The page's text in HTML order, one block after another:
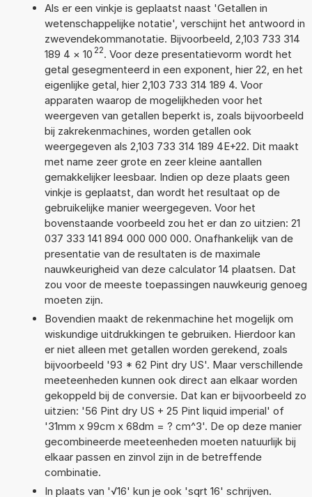
Als er een vinkje is geplaatst naast 'Getallen in
wetenschappelijke notatie', verschijnt het antwoord in
zwevendekommanotatie. Bijvoorbeeld, 2,103 733 314
189 4 × 10 22. Voor deze presentatievorm wordt het
getal gesegmenteerd in een exponent, hier 22, en het
eigenlijke getal, hier 2,103 733 314 189 4. Voor
apparaten waarop de mogelijkheden voor het
weergeven van getallen beperkt is, zoals bijvoorbeeld
bij zakrekenmachines, worden getallen ook
weergegeven als 2,103 733 314 189 4E+22. Dit maakt
met name zeer grote en zeer kleine aantallen
gemakkelijker leesbaar. Indien op deze plaats geen
vinkje is geplaatst, dan wordt het resultaat op de
gebruikelijke manier weergegeven. Voor het
bovenstaande voorbeeld zou het er dan zo uitzien: 21
037 333 141 894 000 000 000. Onafhankelijk van de
presentatie van de resultaten is de maximale
nauwkeurigheid van deze calculator 14 plaatsen. Dat
zou voor de meeste toepassingen nauwkeurig genoeg
moeten zijn.
Bovendien maakt de rekenmachine het mogelijk om
wiskundige uitdrukkingen te gebruiken. Hierdoor kan
er niet alleen met getallen worden gerekend, zoals
bijvoorbeeld '93 * 62 Pint dry US'. Maar verschillende
meeteenheden kunnen ook direct aan elkaar worden
gekoppeld bij de conversie. Dat kan er bijvoorbeeld zo
uitzien: '56 Pint dry US + 25 Pint liquid imperial' of
'31mm x 99cm x 68dm = ? cm^3'. De op deze manier
gecombineerde meeteenheden moeten natuurlijk bij
elkaar passen en zinvol zijn in de betreffende
combinatie.
In plaats van '√16' kun je ook 'sqrt 16' schrijven.